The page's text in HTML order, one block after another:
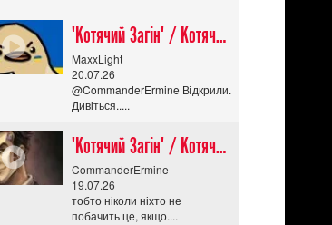
"Котячий Загін" / Котячий апокаліпсис / Cat Shit One
MaxxLight
20.07.26
@CommanderErmine Відкрили.
Дивіться.....
"Котячий Загін" / Котячий апокаліпсис / Cat Shit One
CommanderErmine
19.07.26
тобто ніколи ніхто не
побачить це, якщо....